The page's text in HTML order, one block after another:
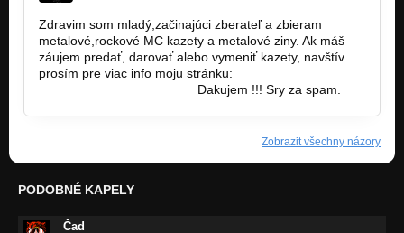
Zdravim som mladý,začinajúci zberateľ a zbieram
metalové,rockové MC kazety a metalové ziny. Ak máš
záujem predať, darovať alebo vymeniť kazety, navštív
prosím pre viac info moju stránku:
Dakujem !!! Sry za spam.
Zobrazit všechny názory
PODOBNÉ KAPELY
Čad